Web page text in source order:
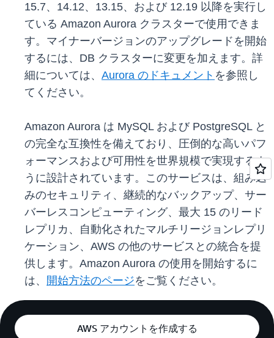
15.7、14.12、13.15、および 12.19 以降を実行し
ている Amazon Aurora クラスターで使用できま
す。マイナーバージョンのアップグレードを開始
するには、DB クラスターに変更を加えます。詳
細については、 Aurora のドキュメント を参照し
てください。
Amazon Aurora は MySQL および PostgreSQL と
の完全な互換性を備えており、圧倒的な高いパフ
ォーマンスおよび可用性を世界規模で実現するよ
うに設計されています。このサービスは、組み込
みのセキュリティ、継続的なバックアップ、サー
バーレスコンピューティング、最大 15 のリード
レプリカ、自動化されたマルチリージョンレプリ
ケーション、AWS の他のサービスとの統合を提
供します。Amazon Aurora の使用を開始するに
は、 開始方法のページをご覧ください。
AWS アカウントを作成する